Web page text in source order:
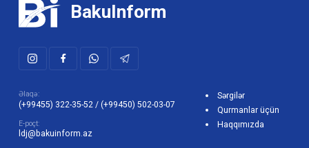
BakuInform
Əlaqə:
(+99455) 322-35-52 / (+99450) 502-03-07
E-poçt:
ldj@bakuinform.az
Sərgilər
Qurmanlar üçün
Haqqımızda